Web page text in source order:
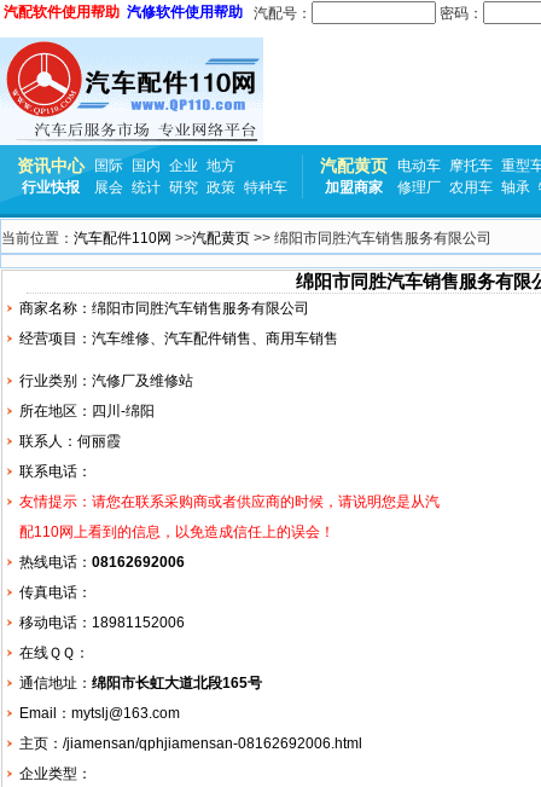
汽配软件使用帮助 汽修软件使用帮助 汽配号： 密码：
资讯中心 国际 国内 企业 地方
行业快报
展会 统计 研究 政策 特种车
汽配黄页 电动车 摩托车 重型
加盟商家
修理厂 农用车 轴承
当前位置： 汽车配件110网 >>汽配黄页 >> 绵阳市同胜汽车销售服务有限公司
绵阳市同胜汽车销售服务有限
商家名称：绵阳市同胜汽车销售服务有限公司
经营项目：汽车维修、汽车配件销售、商用车销售
行业类别：汽修厂及维修站
所在地区：四川-绵阳
联系人：何丽霞
联系电话：
友情提示：请您在联系采购商或者供应商的时候，请说明您是从汽
配110网上看到的信息，以免造成信任上的误会！
热线电话： 08162692006
传真电话：
移动电话：18981152006
在线ＱＱ：
通信地址： 绵阳市长虹大道北段165号
Email：mytslj@163.com
主页： /jiamensan/qphjiamensan-08162692006.html
企业类型：